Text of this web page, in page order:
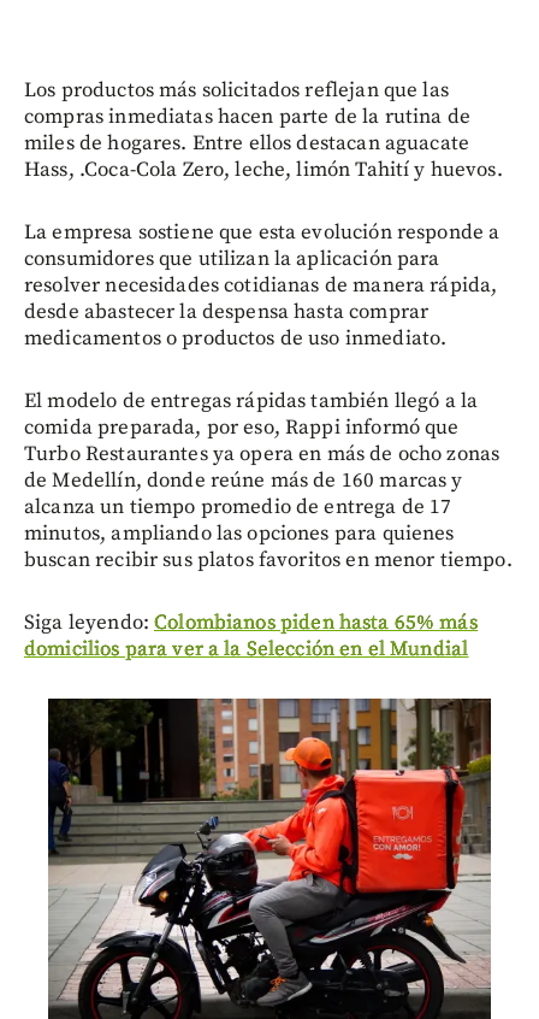
Los productos más solicitados reflejan que las
compras inmediatas hacen parte de la rutina de
miles de hogares. Entre ellos destacan aguacate
Hass, .Coca-Cola Zero, leche, limón Tahití y huevos.
La empresa sostiene que esta evolución responde a
consumidores que utilizan la aplicación para
resolver necesidades cotidianas de manera rápida,
desde abastecer la despensa hasta comprar
medicamentos o productos de uso inmediato.
El modelo de entregas rápidas también llegó a la
comida preparada, por eso, Rappi informó que
Turbo Restaurantes ya opera en más de ocho zonas
de Medellín, donde reúne más de 160 marcas y
alcanza un tiempo promedio de entrega de 17
minutos, ampliando las opciones para quienes
buscan recibir sus platos favoritos en menor tiempo.
Siga leyendo:Colombianos piden hasta 65% más
domicilios para ver a la Selección en el Mundial